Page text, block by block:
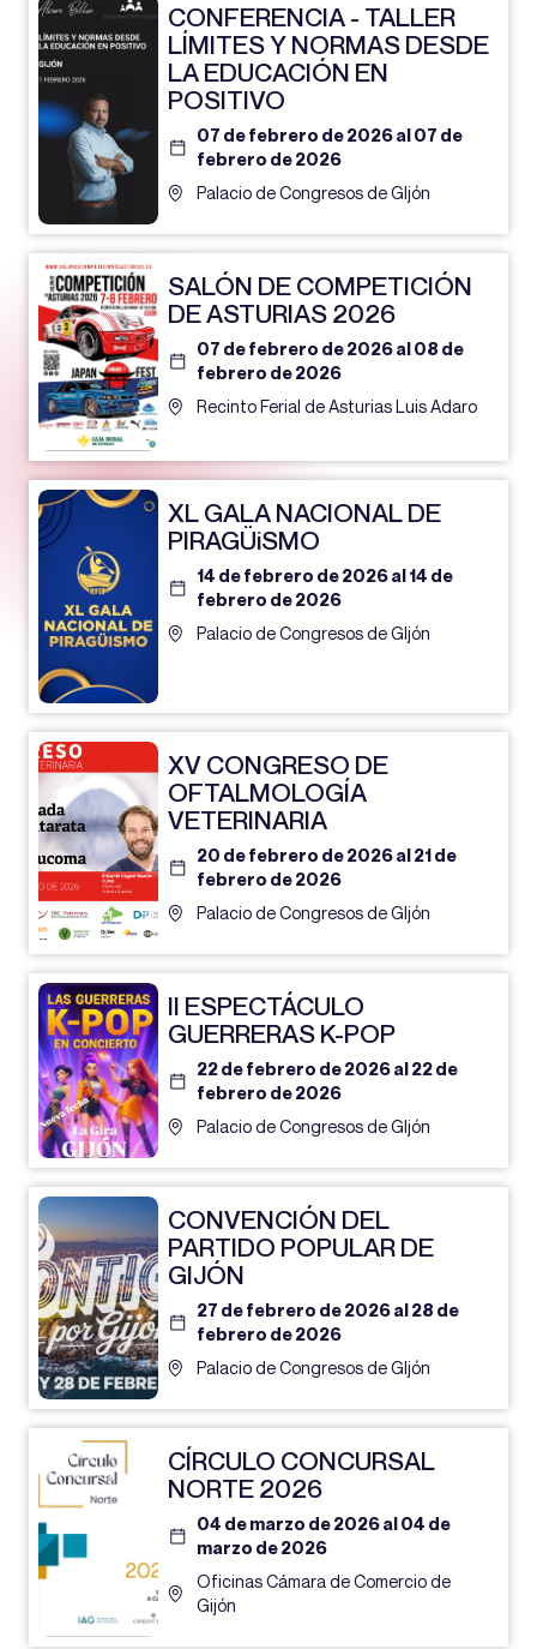
CONFERENCIA - TALLER
LÍMITES Y NORMAS DESDE
LA EDUCACIÓN EN
POSITIVO
07 de febrero de 2026 al 07 de
febrero de 2026
Palacio de Congresos de GIjón
SALÓN DE COMPETICIÓN
DE ASTURIAS 2026
07 de febrero de 2026 al 08 de
febrero de 2026
Recinto Ferial de Asturias Luis Adaro
XL GALA NACIONAL DE
PIRAGÜiSMO
14 de febrero de 2026 al 14 de
febrero de 2026
Palacio de Congresos de GIjón
XV CONGRESO DE
OFTALMOLOGÍA
VETERINARIA
20 de febrero de 2026 al 21 de
febrero de 2026
Palacio de Congresos de GIjón
II ESPECTÁCULO
GUERRERAS K-POP
22 de febrero de 2026 al 22 de
febrero de 2026
Palacio de Congresos de GIjón
CONVENCIÓN DEL
PARTIDO POPULAR DE
GIJÓN
27 de febrero de 2026 al 28 de
febrero de 2026
Palacio de Congresos de GIjón
CÍRCULO CONCURSAL
NORTE 2026
04 de marzo de 2026 al 04 de
marzo de 2026
Oficinas Cámara de Comercio de
Gijón